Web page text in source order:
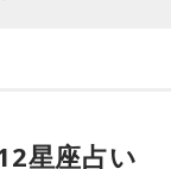
星座占い